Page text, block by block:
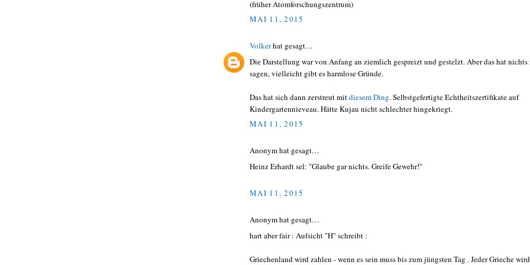
(früher Atomforschungszentrum)
MAI 11, 2015
Volkerhat gesagt…
Die Darstellung war von Anfang an ziemlich gespreizt und gestelzt. Aber das hat nichts
sagen, vielleicht gibt es harmlose Gründe.
Das hat sich dann zerstreut mitdiesem Ding. Selbstgefertigte Echtheitszertifikate auf
Kindergartennieveau. Hätte Kujau nicht schlechter hingekriegt.
MAI 11, 2015
Anonym hat gesagt…
Heinz Erhardt sel: "Glaube gar nichts. Greife Gewehr!"
MAI 11, 2015
Anonym hat gesagt…
hart aber fair : Aufsicht "H" schreibt :
Griechenland wird zahlen - wenn es sein muss bis zum jüngsten Tag . Jeder Grieche wird